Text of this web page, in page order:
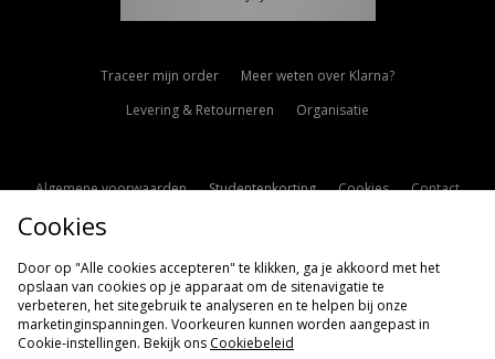
Traceer mijn order
Meer weten over Klarna?
Levering & Retourneren
Organisatie
Algemene voorwaarden Studentenkorting Cookies
Contact
Cookie Instellingen
Cookies
Door op "Alle cookies accepteren" te klikken, ga je akkoord met het
opslaan van cookies op je apparaat om de sitenavigatie te
verbeteren, het sitegebruik te analyseren en te helpen bij onze
marketinginspanningen. Voorkeuren kunnen worden aangepast in
Cookie-instellingen. Bekijk ons Cookiebeleid